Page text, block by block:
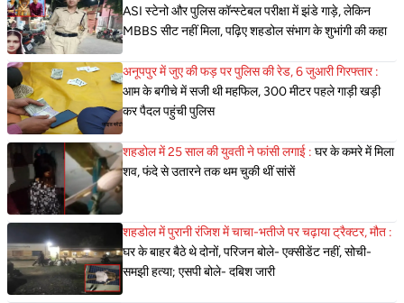
ASI स्टेनो और पुलिस कॉन्स्टेबल परीक्षा में झंडे गाड़े, लेकिन
MBBS सीट नहीं मिला, पढ़िए शहडोल संभाग के शुभांगी की कहा
अनूपपुर में जुए की फड़ पर पुलिस की रेड, 6 जुआरी गिरफ्तार :
आम के बगीचे में सजी थी महफिल, 300 मीटर पहले गाड़ी खड़ी
कर पैदल पहुंची पुलिस
शहडोल में 25 साल की युवती ने फांसी लगाई : घर के कमरे में मिला
शव, फंदे से उतारने तक थम चुकी थीं सांसें
शहडोल में पुरानी रंजिश में चाचा-भतीजे पर चढ़ाया ट्रैक्टर, मौत :
घर के बाहर बैठे थे दोनों, परिजन बोले- एक्सीडेंट नहीं, सोची-
समझी हत्या; एसपी बोले- दबिश जारी